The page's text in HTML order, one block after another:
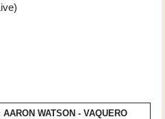
WATSON - VAQUERO